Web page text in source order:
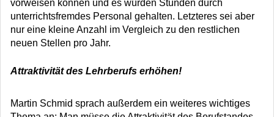
vorweisen können und es würden Stunden durch
unterrichtsfremdes Personal gehalten. Letzteres sei aber
nur eine kleine Anzahl im Vergleich zu den restlichen
neuen Stellen pro Jahr.
Attraktivität des Lehrberufs erhöhen!
Martin Schmid sprach außerdem ein weiteres wichtiges